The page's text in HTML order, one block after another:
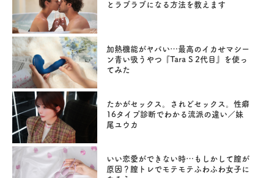
とラブラブになる方法を教えます
加熱機能がヤバい…最高のイカせマシー
ン青い吸うやつ『Tara S 2代目』を使っ
てみた
たかがセックス。されどセックス。性癖
16タイプ診断でわかる流派の違い／妹
尾ユウカ
いい恋愛ができない時…もしかして膣が
原因？膣トレでモテモテふわふわ女子に